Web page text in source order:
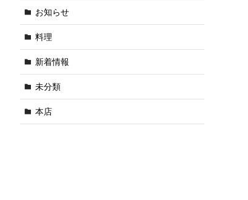
お知らせ
料理
新着情報
未分類
本店